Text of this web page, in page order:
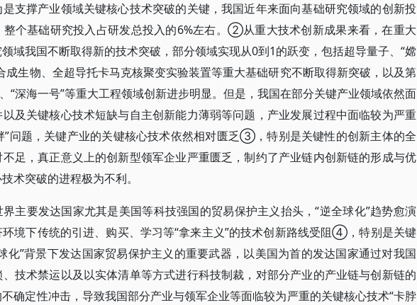
支撑产业领域关键核心技术突破的关键，我国近年来面向基础研究领域的创新投
整个基础研究投入占研发总投入的6%左右。②从重大技术创新成果来看，在重大
域我国不断取得新的技术突破，部分领域实现从0到1的跃变，包括超导量子、“嫦
成生物、全超导托卡马克核聚变实验装置等重大基础研究不断取得新突破，以及第
“深海一号”等重大工程领域创新进步明显。但是，我国在部分关键产业领域依然面
及关键核心技术短缺与自主创新能力薄弱等问题，产业发展过程中面临较为严重
”问题，关键产业的关键核心技术依然相对匮乏③，特别是关键性的创新主体的全
足，真正意义上的创新型领军企业严重匮乏，制约了产业链内创新链的形成与优
术突破的进程极为不利。
主要发达国家尤其是美国等科技强国的贸易保护主义抬头，“逆全球化”趋势愈演
境下传统的引进、购买、学习等“拿来主义”的技术创新路线受阻④，特别是关键
化”背景下发达国家贸易保护主义的重要武器，以美国为首的发达国家通过对我国
技术禁运以及以实体清单等方式进行科技制裁，对部分产业的产业链与创新链的
确定性冲击，导致我国部分产业与领军企业等面临较为严重的关键核心技术“卡脖